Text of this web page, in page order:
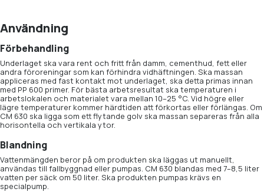
Användning
Förbehandling
Underlaget ska vara rent och fritt från damm, cementhud, fett eller
andra föroreningar som kan förhindra vidhäftningen. Ska massan
appliceras med fast kontakt mot underlaget, ska detta primas innan
med PP 600 primer. För bästa arbetsresultat ska temperaturen i
arbetslokalen och materialet vara mellan 10–25 °C. Vid högre eller
lägre temperaturer kommer härdtiden att förkortas eller förlängas. Om
CM 630 ska ligga som ett flytande golv ska massan separeras från alla
horisontella och vertikala ytor.
Blandning
Vattenmängden beror på om produkten ska läggas ut manuellt,
användas till fallbyggnad eller pumpas. CM 630 blandas med 7–8,5 liter
vatten per säck om 50 liter. Ska produkten pumpas krävs en
specialpump.